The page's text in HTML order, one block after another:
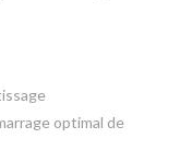
optimal de